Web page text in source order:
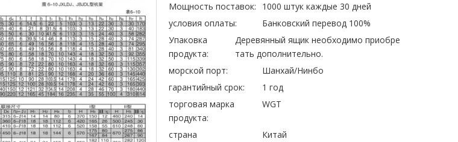
Мощность поставок:
1000 штук каждые 30 дней
условия оплаты:
Банковский перевод 100%
Упаковка
продукта:
Деревянный ящик необходимо приобре
тать дополнительно.
морской порт:
Шанхай/Нинбо
гарантийный срок:
1 год
торговая марка
продукта:
WGT
страна
Китай